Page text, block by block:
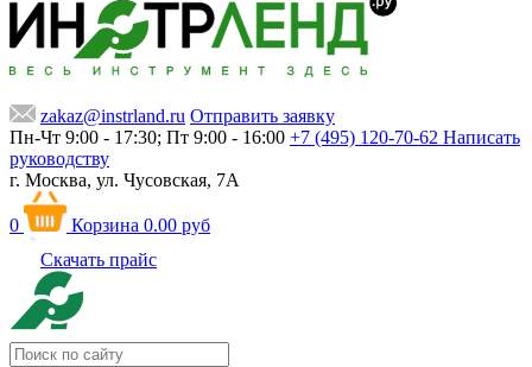
zakaz@instrland.ru Отправить заявку
Пн-Чт 9:00 - 17:30; Пт 9:00 - 16:00 +7 (495) 120-70-62 Написать
руководству
г. Москва, ул. Чусовская, 7А
0 Корзина 0.00 руб
Скачать прайс